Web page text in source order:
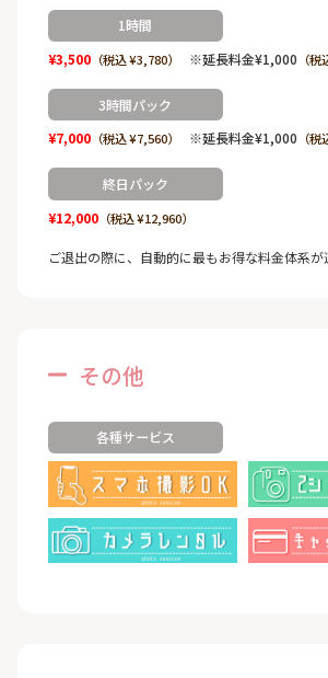
1時間
¥3,500（税込 ¥3,780） ※延長料金¥1,000 （
3時間パック
¥7,000（税込 ¥7,560） ※延長料金¥1,000 （
終日パック
¥12,000（税込 ¥12,960）
ご退出の際に、自動的に最もお得な料金体系が
その他
各種サービス